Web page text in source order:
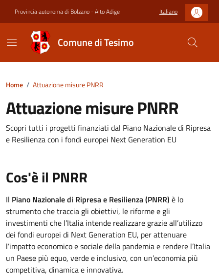
Provincia autonoma di Bolzano - Alto Adige Italiano
Comune di Tesimo
Home / Attuazione misure PNRR
Attuazione misure PNRR
Scopri tutti i progetti finanziati dal Piano Nazionale di Ripresa
e Resilienza con i fondi europei Next Generation EU
Cos'è il PNRR
Il Piano Nazionale di Ripresa e Resilienza (PNRR) è lo
strumento che traccia gli obiettivi, le riforme e gli
investimenti che l’Italia intende realizzare grazie all’utilizzo
dei fondi europei di Next Generation EU, per attenuare
l’impatto economico e sociale della pandemia e rendere l’Italia
un Paese più equo, verde e inclusivo, con un’economia più
competitiva, dinamica e innovativa.